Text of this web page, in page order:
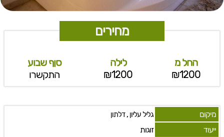
מחירים
החל מ
₪1200
לילה
₪1200
סןף שבוע
התקשרו
מיקום גליל עליון,דלתון
ייעוד
זוגות